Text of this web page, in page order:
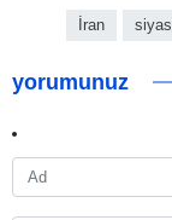
İran
yorumunuz